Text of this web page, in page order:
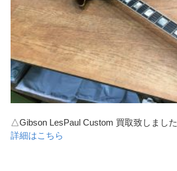
△Gibson LesPaul Custom 買取致しました
詳細はこちら